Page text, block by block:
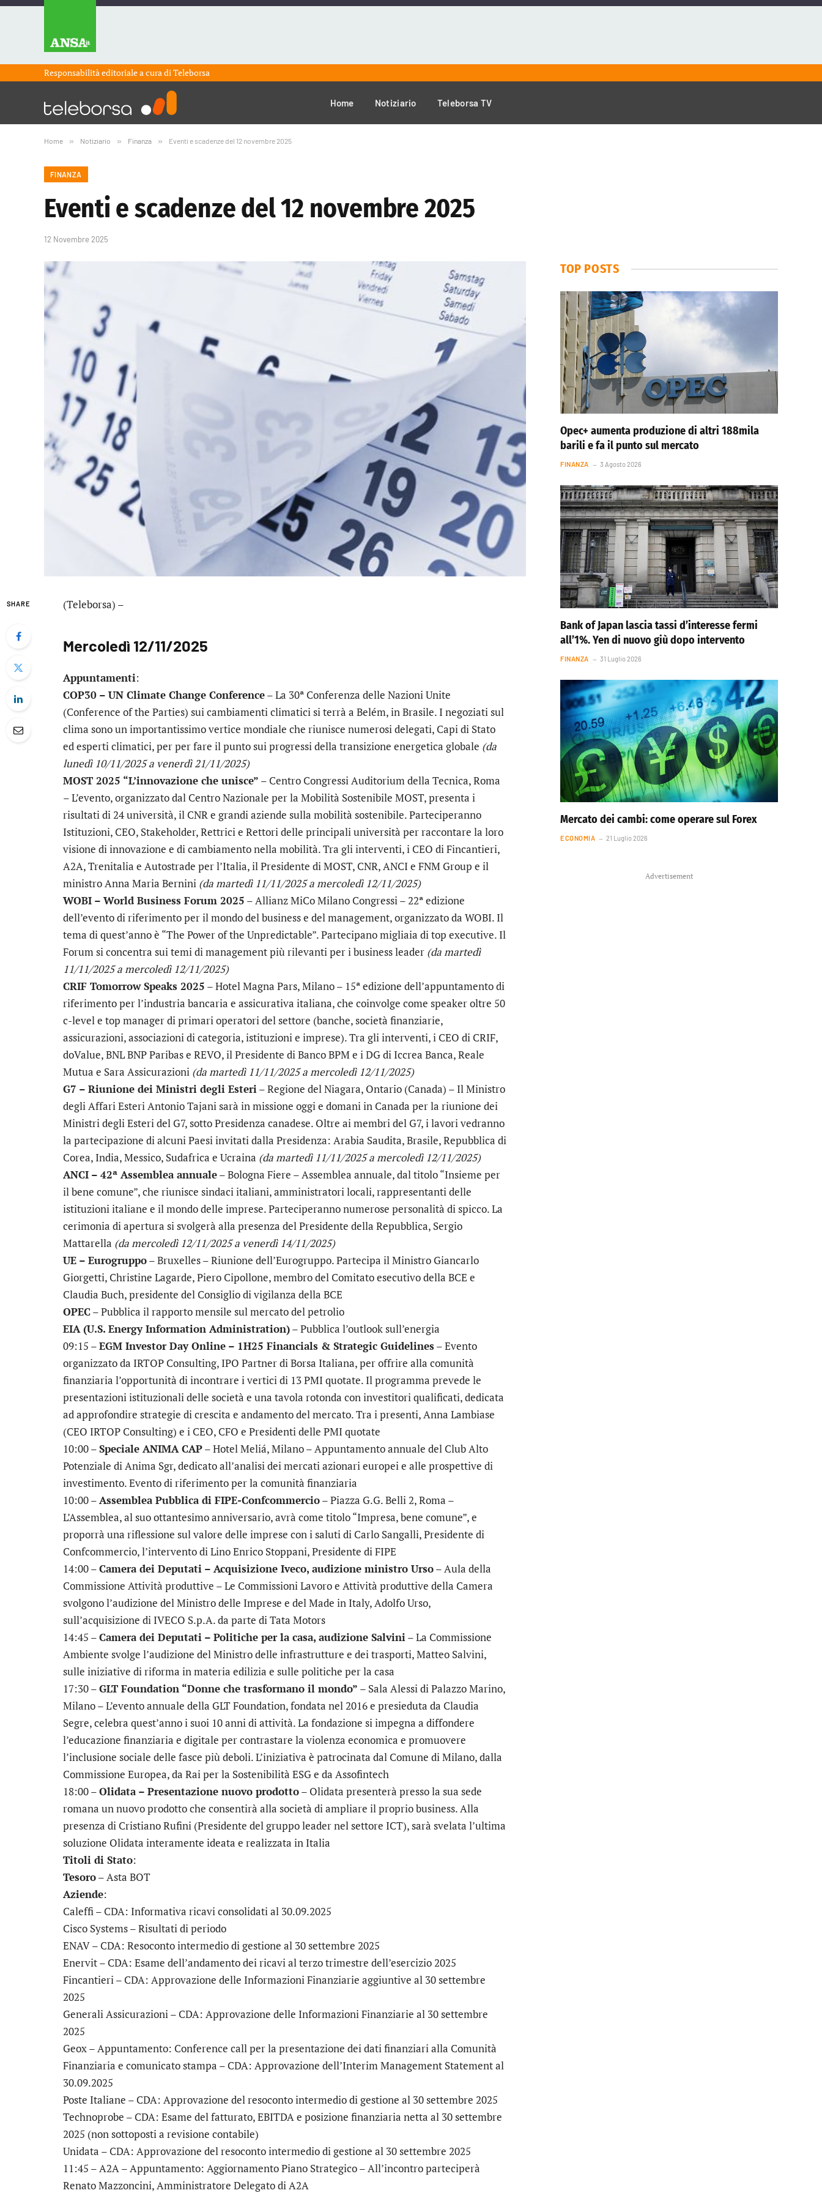
Responsabilità editoriale a cura diTeleborsa
Home Notiziario Teleborsa TV
Home » Notiziario » Finanza » Eventi e scadenze del 12 novembre 2025
FINANZA
Eventi e scadenze del 12 novembre 2025
12 Novembre 2025
SHARE (Teleborsa) –
Mercoledì 12/11/2025
Appuntamenti:
COP30 – UN Climate Change Conference– La 30ª Conferenza delle Nazioni Unite
(Conference of the Parties) sui cambiamenti climatici si terrà a Belém, in Brasile. I negoziati sul
clima sono un importantissimo vertice mondiale che riunisce numerosi delegati, Capi di Stato
ed esperti climatici, per per fare il punto sui progressi della transizione energetica globale (da
lunedì 10/11/2025 a venerdì 21/11/2025)
MOST 2025 “L’innovazione che unisce” – Centro Congressi Auditorium della Tecnica, Roma
– L’evento, organizzato dal Centro Nazionale per la Mobilità Sostenibile MOST, presenta i
risultati di 24 università, il CNR e grandi aziende sulla mobilità sostenibile. Parteciperanno
Istituzioni, CEO, Stakeholder, Rettrici e Rettori delle principali università per raccontare la loro
visione di innovazione e di cambiamento nella mobilità. Tra gli interventi, i CEO di Fincantieri,
A2A, Trenitalia e Autostrade per l’Italia, il Presidente di MOST, CNR, ANCI e FNM Group e il
ministro Anna Maria Bernini (da martedì 11/11/2025 a mercoledì 12/11/2025)
WOBI – World Business Forum 2025 – Allianz MiCo Milano Congressi – 22ª edizione
dell’evento di riferimento per il mondo del business e del management, organizzato da WOBI. Il
tema di quest’anno è “The Power of the Unpredictable”. Partecipano migliaia di top executive. Il
Forum si concentra sui temi di management più rilevanti per i business leader (da martedì
11/11/2025 a mercoledì 12/11/2025)
CRIF Tomorrow Speaks 2025 – Hotel Magna Pars, Milano – 15ª edizione dell’appuntamento di
riferimento per l’industria bancaria e assicurativa italiana, che coinvolge come speaker oltre 50
c-level e top manager di primari operatori del settore (banche, società finanziarie,
assicurazioni, associazioni di categoria, istituzioni e imprese). Tra gli interventi, i CEO di CRIF,
doValue, BNL BNP Paribas e REVO, il Presidente di Banco BPM e i DG di Iccrea Banca, Reale
Mutua e Sara Assicurazioni (da martedì 11/11/2025 a mercoledì 12/11/2025)
G7 – Riunione dei Ministri degli Esteri – Regione del Niagara, Ontario (Canada) – Il Ministro
degli Affari Esteri Antonio Tajani sarà in missione oggi e domani in Canada per la riunione dei
Ministri degli Esteri del G7, sotto Presidenza canadese. Oltre ai membri del G7, i lavori vedranno
la partecipazione di alcuni Paesi invitati dalla Presidenza: Arabia Saudita, Brasile, Repubblica di
Corea, India, Messico, Sudafrica e Ucraina (da martedì 11/11/2025 a mercoledì 12/11/2025)
ANCI – 42ª Assemblea annuale– Bologna Fiere – Assemblea annuale, dal titolo “Insieme per
il bene comune”, che riunisce sindaci italiani, amministratori locali, rappresentanti delle
istituzioni italiane e il mondo delle imprese. Parteciperanno numerose personalità di spicco. La
cerimonia di apertura si svolgerà alla presenza del Presidente della Repubblica, Sergio
Mattarella (da mercoledì 12/11/2025 a venerdì 14/11/2025)
UE – Eurogruppo– Bruxelles – Riunione dell’Eurogruppo. Partecipa il Ministro Giancarlo
Giorgetti, Christine Lagarde, Piero Cipollone, membro del Comitato esecutivo della BCE e
Claudia Buch, presidente del Consiglio di vigilanza della BCE
OPEC– Pubblica il rapporto mensile sul mercato del petrolio
EIA (U.S. Energy Information Administration)– Pubblica l’outlook sull’energia
09:15 –EGM Investor Day Online – 1H25 Financials & Strategic Guidelines– Evento
organizzato da IRTOP Consulting, IPO Partner di Borsa Italiana, per offrire alla comunità
finanziaria l’opportunità di incontrare i vertici di 13 PMI quotate. Il programma prevede le
presentazioni istituzionali delle società e una tavola rotonda con investitori qualificati, dedicata
ad approfondire strategie di crescita e andamento del mercato. Tra i presenti, Anna Lambiase
(CEO IRTOP Consulting) e i CEO, CFO e Presidenti delle PMI quotate
10:00 –Speciale ANIMA CAP– Hotel Meliá, Milano – Appuntamento annuale del Club Alto
Potenziale di Anima Sgr, dedicato all’analisi dei mercati azionari europei e alle prospettive di
investimento. Evento di riferimento per la comunità finanziaria
10:00 –Assemblea Pubblica di FIPE-Confcommercio– Piazza G.G. Belli 2, Roma –
L’Assemblea, al suo ottantesimo anniversario, avrà come titolo “Impresa, bene comune”, e
proporrà una riflessione sul valore delle imprese con i saluti di Carlo Sangalli, Presidente di
Confcommercio, l’intervento di Lino Enrico Stoppani, Presidente di FIPE
14:00 –Camera dei Deputati – Acquisizione Iveco, audizione ministro Urso– Aula della
Commissione Attività produttive – Le Commissioni Lavoro e Attività produttive della Camera
svolgono l’audizione del Ministro delle Imprese e del Made in Italy, Adolfo Urso,
sull’acquisizione di IVECO S.p.A. da parte di Tata Motors
14:45 –Camera dei Deputati – Politiche per la casa, audizione Salvini – La Commissione
Ambiente svolge l’audizione del Ministro delle infrastrutture e dei trasporti, Matteo Salvini,
sulle iniziative di riforma in materia edilizia e sulle politiche per la casa
17:30 –GLT Foundation “Donne che trasformano il mondo” – Sala Alessi di Palazzo Marino,
Milano – L’evento annuale della GLT Foundation, fondata nel 2016 e presieduta da Claudia
Segre, celebra quest’anno i suoi 10 anni di attività. La fondazione si impegna a diffondere
l’educazione finanziaria e digitale per contrastare la violenza economica e promuovere
l’inclusione sociale delle fasce più deboli. L’iniziativa è patrocinata dal Comune di Milano, dalla
Commissione Europea, da Rai per la Sostenibilità ESG e da Assofintech
18:00 –Olidata – Presentazione nuovo prodotto– Olidata presenterà presso la sua sede
romana un nuovo prodotto che consentirà alla società di ampliare il proprio business. Alla
presenza di Cristiano Rufini (Presidente del gruppo leader nel settore ICT), sarà svelata l’ultima
soluzione Olidata interamente ideata e realizzata in Italia
Titoli di Stato:
Tesoro– Asta BOT
Aziende:
Caleffi – CDA: Informativa ricavi consolidati al 30.09.2025
Cisco Systems– Risultati di periodo
ENAV– CDA: Resoconto intermedio di gestione al 30 settembre 2025
Enervit– CDA: Esame dell’andamento dei ricavi al terzo trimestre dell’esercizio 2025
Fincantieri – CDA: Approvazione delle Informazioni Finanziarie aggiuntive al 30 settembre
2025
Generali Assicurazioni – CDA: Approvazione delle Informazioni Finanziarie al 30 settembre
2025
Geox– Appuntamento: Conference call per la presentazione dei dati finanziari alla Comunità
Finanziaria e comunicato stampa – CDA: Approvazione dell’Interim Management Statement al
30.09.2025
Poste Italiane – CDA: Approvazione del resoconto intermedio di gestione al 30 settembre 2025
Technoprobe – CDA: Esame del fatturato, EBITDA e posizione finanziaria netta al 30 settembre
2025 (non sottoposti a revisione contabile)
Unidata – CDA: Approvazione del resoconto intermedio di gestione al 30 settembre 2025
11:45 – A2A – Appuntamento: Aggiornamento Piano Strategico – All’incontro parteciperà
Renato Mazzoncini, Amministratore Delegato di A2A
TOP POSTS
Opec+ aumenta produzione di altri 188mila
barili e fa il punto sul mercato
FINANZA 3 Agosto 2026
Bank of Japan lascia tassi d’interesse fermi
all’1%. Yen di nuovo giù dopo intervento
FINANZA 31 Luglio 2026
Mercato dei cambi: come operare sul Forex
ECONOMIA 21 Luglio 2026
Advertisement